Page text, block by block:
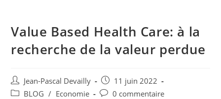
Value Based Health Care: à la
recherche de la valeur perdue
Jean-Pascal Devailly
11 juin 2022
BLOG / Economie 0 commentaire